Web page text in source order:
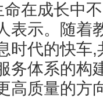
在成长中
表示。随着
时代的快车
务体系的构
高质量的方